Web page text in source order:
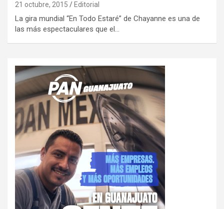
21 octubre, 2015 Editorial
La gira mundial “En Todo Estaré” de Chayanne es una de
las más espectaculares que el…